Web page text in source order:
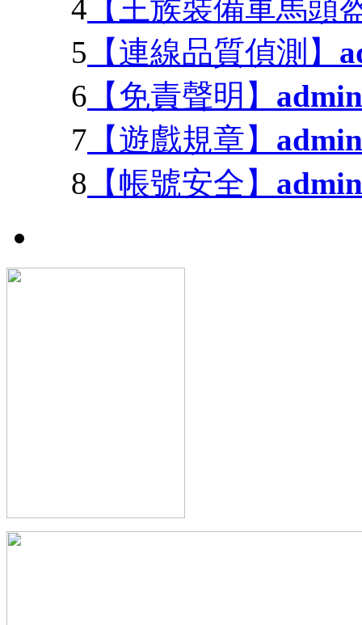
4 【王族裝備軍馬頭
5 【連線品質偵測】
6 【免責聲明】 admin
7 【遊戲規章】 admin
8 【帳號安全】 admin